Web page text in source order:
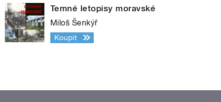
Temné letopisy moravské
Miloš Šenkýř
Koupit